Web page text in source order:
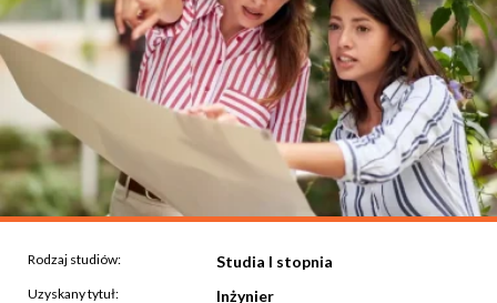
Rodzaj studiów: Studia I stopnia
Uzyskany tytuł: Inżynier